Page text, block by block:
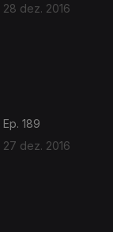
28 dez. 2016
Ep. 189
27 dez. 2016